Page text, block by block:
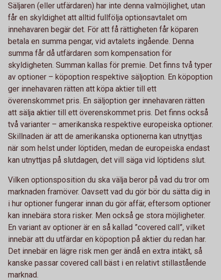
Säljaren (eller utfärdaren) har inte denna valmöjlighet, utan
får en skyldighet att alltid fullfölja optionsavtalet om
innehavaren begär det. För att få rättigheten får köparen
betala en summa pengar, vid avtalets ingående. Denna
summa får då utfärdaren som kompensation för
skyldigheten. Summan kallas för premie. Det finns två typer
av optioner – köpoption respektive säljoption. En köpoption
ger innehavaren rätten att köpa aktier till ett
överenskommet pris. En säljoption ger innehavaren rätten
att sälja aktier till ett överenskommet pris. Det finns också
två varianter – amerikanska respektive europeiska optioner.
Skillnaden är att de amerikanska optionerna kan utnyttjas
när som helst under löptiden, medan de europeiska endast
kan utnyttjas på slutdagen, det vill säga vid löptidens slut.
Vilken optionsposition du ska välja beror på vad du tror om
marknaden framöver. Oavsett vad du gör bör du sätta dig in
i hur optioner fungerar innan du gör affär, eftersom optioner
kan innebära stora risker. Men också ge stora möjligheter.
En variant av optioner är en så kallad ”covered call”, vilket
innebär att du utfärdar en köpoption på aktier du redan har.
Det innebär en lägre risk men ger ändå en extra intäkt, så
kanske passar covered call bäst i en relativt stillastående
marknad.